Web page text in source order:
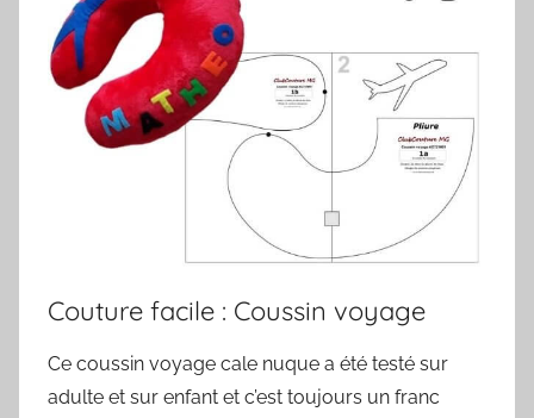
Couture facile : Coussin voyage
Ce coussin voyage cale nuque a été testé sur
adulte et sur enfant et c’est toujours un franc